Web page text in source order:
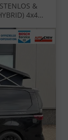
&
4x4
Tempomat,
mit